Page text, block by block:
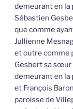
demeurant en la
Sébastien
que comme
Jullienne
et outre comme
Gesbert sa sœur
demeurant en la
et François
paroisse de